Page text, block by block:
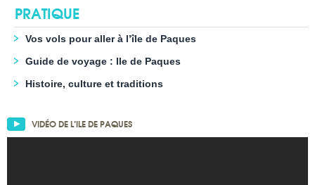
PRATIQUE
Vos vols pour aller à l’île de Paques
Guide de voyage : Ile de Paques
Histoire, culture et traditions
VIDÉO DE L’ILE DE PAQUES